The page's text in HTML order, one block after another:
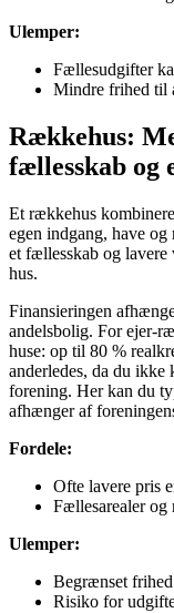
Ulemper:
Fællesudgifter
Mindre frihed til
Rækkehus:
fællesskab og
Et rækkehus
egen indgang, have
et fællesskab og lavere
hus.
Finansieringen
andelsbolig. For ejer-
huse: op til 80 %
anderledes, da du ikke
forening. Her kan du
afhænger af
Fordele:
Ofte lavere pris
Fællesarealer og
Ulemper:
Begrænset
Risiko for